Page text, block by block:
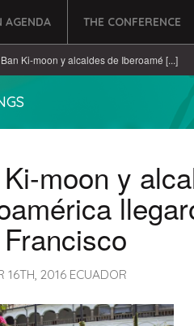
AGENDA THE CONFERENCE
Ban Ki-moon y alcaldes de Iberoamé [...]
moon y
16TH, 2016 ECUADOR